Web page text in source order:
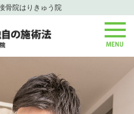
骨院はりきゅう院